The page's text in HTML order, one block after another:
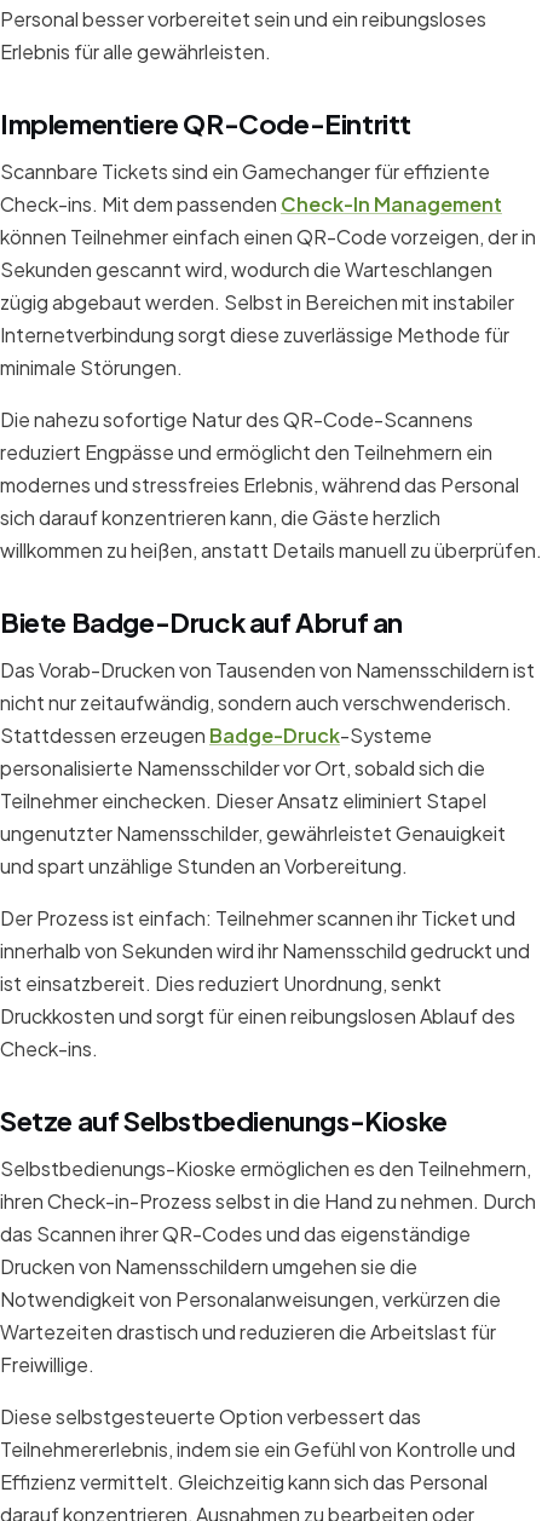
Personal besser vorbereitet sein und ein reibungsloses
Erlebnis für alle gewährleisten.
Implementiere QR-Code-Eintritt
Scannbare Tickets sind ein Gamechanger für effiziente
Check-ins. Mit dem passenden Check-In Management
können Teilnehmer einfach einen QR-Code vorzeigen, der in
Sekunden gescannt wird, wodurch die Warteschlangen
zügig abgebaut werden. Selbst in Bereichen mit instabiler
Internetverbindung sorgt diese zuverlässige Methode für
minimale Störungen.
Die nahezu sofortige Natur des QR-Code-Scannens
reduziert Engpässe und ermöglicht den Teilnehmern ein
modernes und stressfreies Erlebnis, während das Personal
sich darauf konzentrieren kann, die Gäste herzlich
willkommen zu heißen, anstatt Details manuell zu überprüfen.
Biete Badge-Druck auf Abruf an
Das Vorab-Drucken von Tausenden von Namensschildern ist
nicht nur zeitaufwändig, sondern auch verschwenderisch.
Stattdessen erzeugen Badge-Druck-Systeme
personalisierte Namensschilder vor Ort, sobald sich die
Teilnehmer einchecken. Dieser Ansatz eliminiert Stapel
ungenutzter Namensschilder, gewährleistet Genauigkeit
und spart unzählige Stunden an Vorbereitung.
Der Prozess ist einfach: Teilnehmer scannen ihr Ticket und
innerhalb von Sekunden wird ihr Namensschild gedruckt und
ist einsatzbereit. Dies reduziert Unordnung, senkt
Druckkosten und sorgt für einen reibungslosen Ablauf des
Check-ins.
Setze auf Selbstbedienungs-Kioske
Selbstbedienungs-Kioske ermöglichen es den Teilnehmern,
ihren Check-in-Prozess selbst in die Hand zu nehmen. Durch
das Scannen ihrer QR-Codes und das eigenständige
Drucken von Namensschildern umgehen sie die
Notwendigkeit von Personalanweisungen, verkürzen die
Wartezeiten drastisch und reduzieren die Arbeitslast für
Freiwillige.
Diese selbstgesteuerte Option verbessert das
Teilnehmererlebnis, indem sie ein Gefühl von Kontrolle und
Effizienz vermittelt. Gleichzeitig kann sich das Personal
darauf konzentrieren, Ausnahmen zu bearbeiten oder